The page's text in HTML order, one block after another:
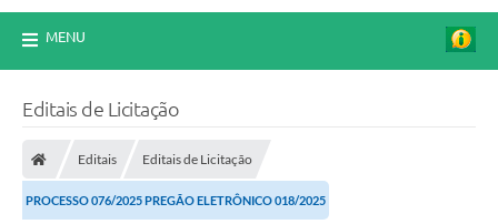
MENU
Editais de Licitação
Editais Editais de Licitação
PROCESSO 076/2025 PREGÃO ELETRÔNICO 018/2025